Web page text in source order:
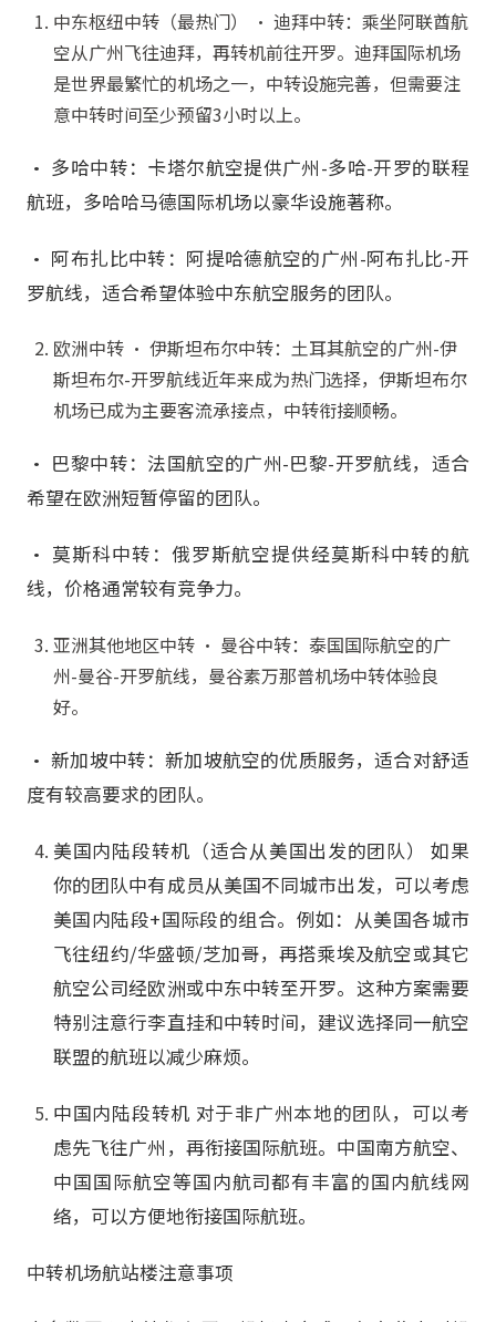
中东枢纽中转（最热门） • 迪拜中转：乘坐阿联酋航
空从广州飞往迪拜，再转机前往开罗。迪拜国际机场
是世界最繁忙的机场之一，中转设施完善，但需要注
意中转时间至少预留3小时以上。
• 多哈中转：卡塔尔航空提供广州-多哈-开罗的联程
航班，多哈哈马德国际机场以豪华设施著称。
• 阿布扎比中转：阿提哈德航空的广州-阿布扎比-开
罗航线，适合希望体验中东航空服务的团队。
欧洲中转 • 伊斯坦布尔中转：土耳其航空的广州-伊
斯坦布尔-开罗航线近年来成为热门选择，伊斯坦布尔
机场已成为主要客流承接点，中转衔接顺畅。
• 巴黎中转：法国航空的广州-巴黎-开罗航线，适合
希望在欧洲短暂停留的团队。
• 莫斯科中转：俄罗斯航空提供经莫斯科中转的航
线，价格通常较有竞争力。
亚洲其他地区中转 • 曼谷中转：泰国国际航空的广
州-曼谷-开罗航线，曼谷素万那普机场中转体验良
好。
• 新加坡中转：新加坡航空的优质服务，适合对舒适
度有较高要求的团队。
美国内陆段转机（适合从美国出发的团队） 如果
你的团队中有成员从美国不同城市出发，可以考虑
美国内陆段+国际段的组合。例如：从美国各城市
飞往纽约/华盛顿/芝加哥，再搭乘埃及航空或其它
航空公司经欧洲或中东中转至开罗。这种方案需要
特别注意行李直挂和中转时间，建议选择同一航空
联盟的航班以减少麻烦。
中国内陆段转机 对于非广州本地的团队，可以考
虑先飞往广州，再衔接国际航班。中国南方航空、
中国国际航空等国内航司都有丰富的国内航线网
络，可以方便地衔接国际航班。
中转机场航站楼注意事项